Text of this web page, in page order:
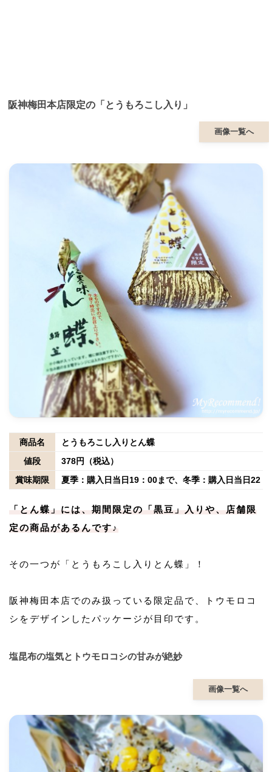
阪神梅田本店限定の「とうもろこし入り」
画像一覧へ
商品名
とうもろこし入りとん蝶
値段
378円（税込）
賞味期限
夏季：購入日当日19：00まで、冬季：購入日当日22：
「とん蝶」には、期間限定の「黒豆」入りや、店舗限
定の商品があるんです♪
その一つが「とうもろこし入りとん蝶」！
阪神梅田本店でのみ扱っている限定品で、トウモロコ
シをデザインしたパッケージが目印です。
塩昆布の塩気とトウモロコシの甘みが絶妙
画像一覧へ